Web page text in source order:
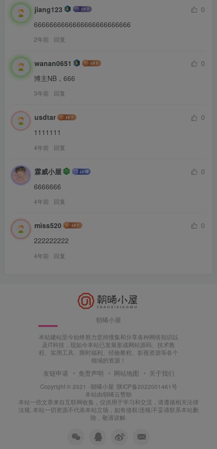
jiang123
0
6666666666666666666666666
2年前 回复
wanan0651
0
博主NB，666
3年前 回复
usdtar
0
1111111
4年前 回复
霖威小屋
0
6666666
4年前 回复
miss520
0
222222222
4年前 回复
朝晞小屋
本站建站至今始终努力坚持搜集和分享各种网络知识以
及IT科技，现如今本站已发展形成网站源码、技术教
程、实用工具、限时福利、经验教程、影视资源等各个
领域的资源！
友链申请 免责声明 网站地图 关于我们
Copyright © 2021 · 朝晞小屋 陕ICP备2022001461号
本站由朝晞云赞助
本站一些文章来自互联网收集，仅供用于学习和交流，请遵循相关法律
法规. 本站一切资源不代表本站立场，如有侵权/违规/不妥请联系本站删
除，敬请谅解.